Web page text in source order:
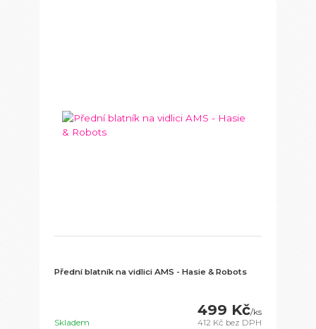
Přední blatník na vidlici AMS - Hasie & Robots
499 Kč/ks
412 Kč bez DPH
Skladem